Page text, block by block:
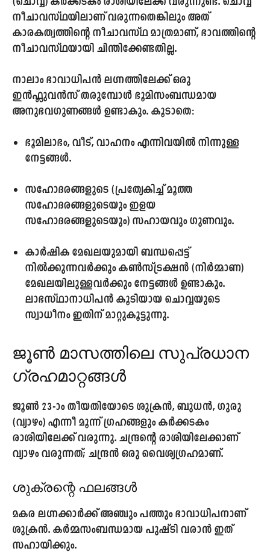
നീചാവസ്ഥയിലാണ് വരുന്നതെങ്കിലും അത്
കാരകത്വത്തിന്റെ നീചാവസ്ഥ മാത്രമാണ്, ഭാവത്തിന്റെ
നീചാവസ്ഥയായി ചിന്തിക്കേണ്ടതില്ല.
നാലാം ഭാവാധിപൻ ലഗ്നത്തിലേക്ക് ഒരു
ഇൻഫ്ലുവൻസ് തരുമ്പോൾ ഭൂമിസംബന്ധമായ
അനുഭവഗുണങ്ങൾ ഉണ്ടാകും. കൂടാതെ:
ഭൂമിലാഭം, വീട്, വാഹനം എന്നിവയിൽ നിന്നുള്ള
നേട്ടങ്ങൾ.
സഹോദരങ്ങളുടെ (പ്രത്യേകിച്ച് മൂത്ത
സഹോദരങ്ങളുടെയും ഇളയ
സഹോദരങ്ങളുടെയും) സഹായവും ഗുണവും.
കാർഷിക മേഖലയുമായി ബന്ധപ്പെട്ട്
നിൽക്കുന്നവർക്കും കൺസ്ട്രക്ഷൻ (നിർമ്മാണ)
മേഖലയിലുള്ളവർക്കും നേട്ടങ്ങൾ ഉണ്ടാകും.
ലാഭസ്ഥാനാധിപൻ കൂടിയായ ചൊവ്വയുടെ
സ്വാധീനം ഇതിന് മാറ്റുകൂട്ടുന്നു.
ജൂൺ മാസത്തിലെ സുപ്രധാന
ഗ്രഹമാറ്റങ്ങൾ
ജൂൺ 23-ാം തീയതിയോടെ ശുക്രൻ, ബുധൻ, ഗുരു
(വ്യാഴം) എന്നീ മൂന്ന് ഗ്രഹങ്ങളും കർക്കടകം
രാശിയിലേക്ക് വരുന്നു. ചന്ദ്രന്റെ രാശിയിലേക്കാണ്
വ്യാഴം വരുന്നത്; ചന്ദ്രൻ ഒരു വൈശ്യഗ്രഹമാണ്.
ശുക്രന്റെ ഫലങ്ങൾ
മകര ലഗ്നക്കാർക്ക് അഞ്ചും പത്തും ഭാവാധിപനാണ്
ശുക്രൻ. കർമ്മസംബന്ധമായ പുഷ്ടി വരാൻ ഇത്
സഹായിക്കും.